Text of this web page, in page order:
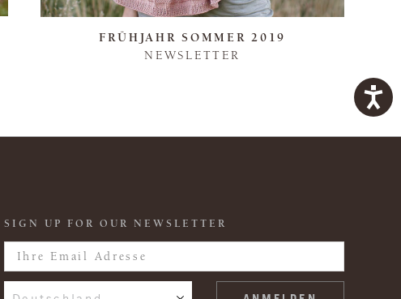
FRÜHJAHR SOMMER 2019
NEWSLETTER
SIGN UP FOR OUR NEWSLETTER